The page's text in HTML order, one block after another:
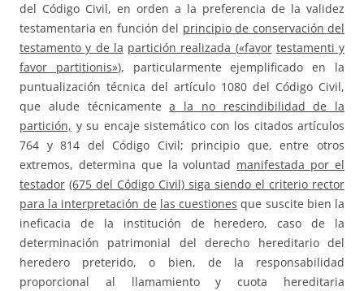
del Código Civil, en orden a la preferencia de la validez
testamentaria en función del principio de conservación del
testamento y de la partición realizada («favor testamenti y
favor partitionis»), particularmente ejemplificado en la
puntualización técnica del artículo 1080 del Código Civil,
que alude técnicamentea la no rescindibilidad de la
partición, y su encaje sistemático con los citados artículos
764 y 814 del Código Civil; principio que, entre otros
extremos, determina que la voluntad manifestada por el
testador (675 del Código Civil) siga siendo el criterio rector
para la interpretación de las cuestiones que suscite bien la
ineficacia de la institución de heredero, caso de la
determinación patrimonial del derecho hereditario del
heredero preterido, o bien, de la responsabilidad
proporcional al llamamiento y cuota hereditaria